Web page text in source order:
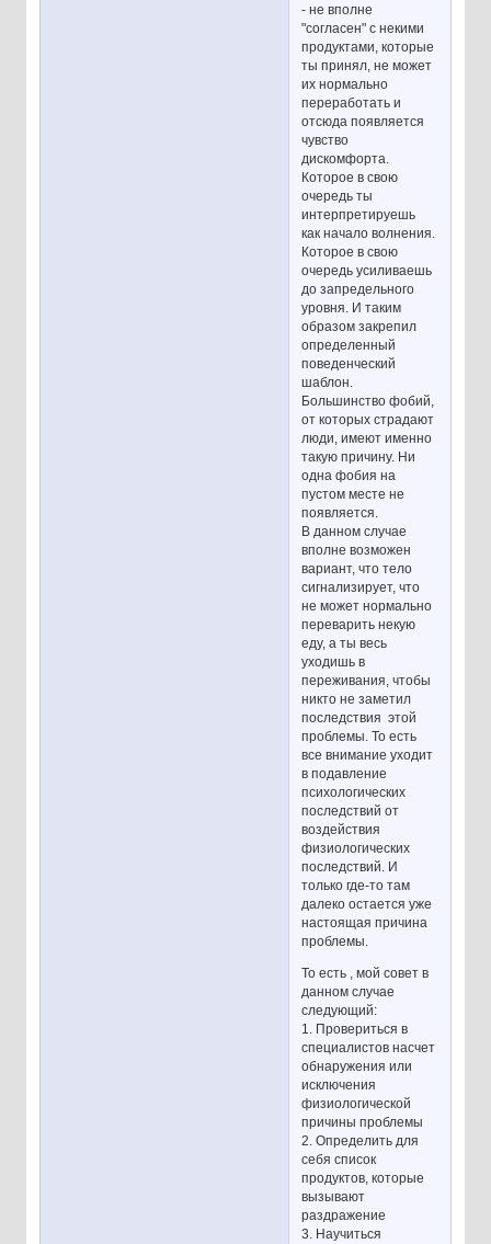
- не вполне
"согласен" с некими
продуктами, которые
ты принял, не может
их нормально
переработать и
отсюда появляется
чувство
дискомфорта.
Которое в свою
очередь ты
интерпретируешь
как начало волнения.
Которое в свою
очередь усиливаешь
до запредельного
уровня. И таким
образом закрепил
определенный
поведенческий
шаблон.
Большинство фобий,
от которых страдают
люди, имеют именно
такую причину. Ни
одна фобия на
пустом месте не
появляется.
В данном случае
вполне возможен
вариант, что тело
сигнализирует, что
не может нормально
переварить некую
еду, а ты весь
уходишь в
переживания, чтобы
никто не заметил
последствия этой
проблемы. То есть
все внимание уходит
в подавление
психологических
последствий от
воздействия
физиологических
последствий. И
только где-то там
далеко остается уже
настоящая причина
проблемы.
То есть , мой совет в
данном случае
следующий:
1. Провериться в
специалистов насчет
обнаружения или
исключения
физиологической
причины проблемы
2. Определить для
себя список
продуктов, которые
вызывают
раздражение
3. Научиться